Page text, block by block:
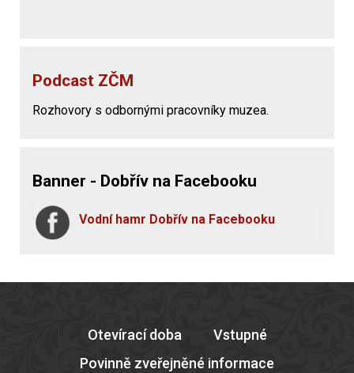
Podcast ZČM
Rozhovory s odbornými pracovníky muzea.
Banner - Dobřív na Facebooku
Vodní hamr Dobřív na Facebooku
Otevírací doba
Vstupné
Povinně zveřejněné informace